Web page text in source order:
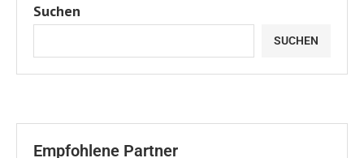
Suchen
SUCHEN
Empfohlene Partner